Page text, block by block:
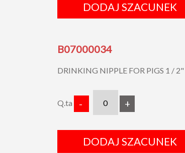
DODAJ SZACUNEK
B07000034
DRINKING NIPPLE FOR PIGS 1 / 2"
Q.ta - +
DODAJ SZACUNEK